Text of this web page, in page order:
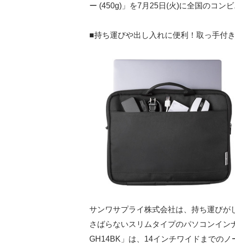
ー (450g)」を7月25日(火)に全国のコン
■持ち運びや出し入れに便利！取っ手付
サンワサプライ株式会社は、持ち運び
さばらないスリムタイプのパソコンイ
GH14BK」は、14インチワイドまでのノ